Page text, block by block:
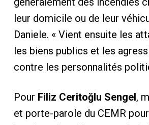
leur domicile ou de leur
Daniele. « Vient ensuite les
les biens publics et les
contre les personnalités
Pour Filiz Ceritoğlu Sengel,
et porte-parole du CEMR